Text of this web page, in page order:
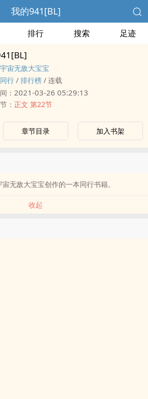
我的941[BL]
排行 搜索 足迹
宇宙无敌大宝宝
同行 / 排行榜 / 连载
： 2021-03-26 05:29:13
： 正文 第22节
章节目录 加入书架
无敌大宝宝创作的一本同行书籍。
收起